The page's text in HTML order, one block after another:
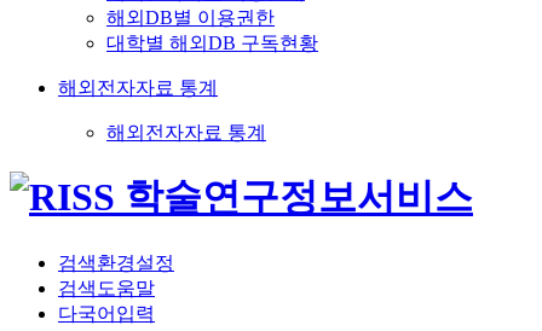
해외DB별 이용권한
대학별 해외DB 구독현황
해외전자자료 통계
해외전자자료 통계
검색환경설정
검색도움말
다국어입력